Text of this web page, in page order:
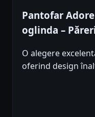
Pantofar
oglinda –
O alegere
oferind design